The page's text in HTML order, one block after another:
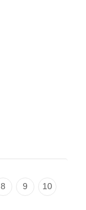
8 9
10